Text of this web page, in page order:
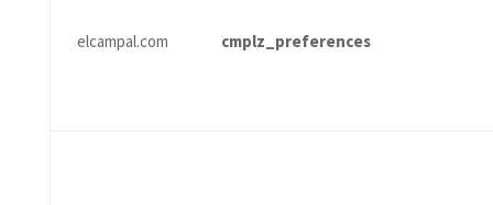
elcampal.com cmplz_preferences